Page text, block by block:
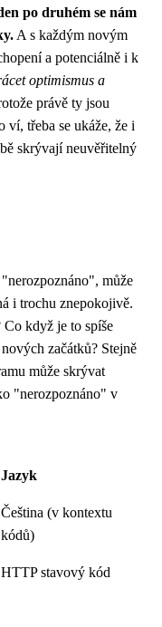
po druhém se nám
A s každým novým
a potenciálně i k
optimismus a
právě ty jsou
ví, třeba se ukáže, že i
skrývají neuvěřitelný
může
i trochu znepokojivě.
když je to spíše
začátků? Stejně
může skrývat
"nerozpoznáno" v
Jazyk
Čeština (v kontextu
kódů)
HTTP stavový kód